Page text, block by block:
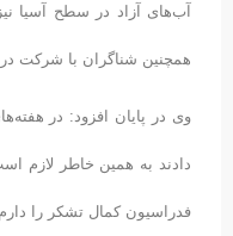
آب‌های آزاد در سطح آسیا
همچنین شناگران با شرکت
وی در پایان افزود: در
دادند به همین خاطر لازم
فدراسیون کمال تشکر را